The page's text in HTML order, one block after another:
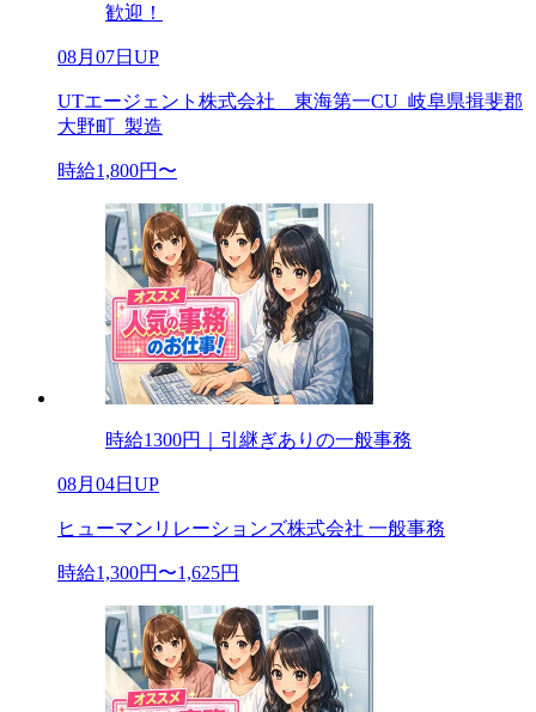
歓迎！
08月07日UP
UTエージェント株式会社 東海第一CU_岐阜県揖斐郡
大野町_製造
時給1,800円〜
時給1300円｜引継ぎありの一般事務
08月04日UP
ヒューマンリレーションズ株式会社 一般事務
時給1,300円〜1,625円